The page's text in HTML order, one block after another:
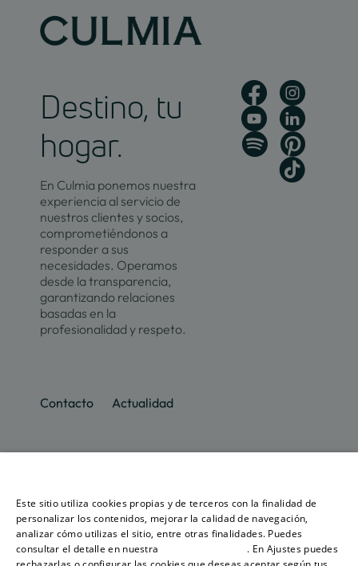
Destino, tu
hogar.
En Culmia ponemos nuestra
experiencia al servicio de
nuestros clientes y socios,
comprometiéndonos a
responder a sus
necesidades. Operamos
desde la transparencia,
garantizando relaciones
basadas en la
profesionalidad y respeto.
Contacto Actualidad
Madrid
Barcelona
nosotros
Destino
Culmia
negocio
Vivienda
Compraventa
Vivienda
Tendencias
Sostenibilidad
Guías
Hipotecaria
SPANISH
ENGLISH
Este sitio utiliza cookies propias y de terceros con la finalidad de
personalizar los contenidos, mejorar la calidad de navegación,
analizar cómo utilizas el sitio, entre otras finalidades. Puedes
consultar el detalle en nuestra
. En Ajustes puedes